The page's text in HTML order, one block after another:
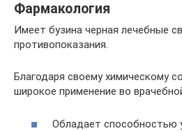
Фармакология
Имеет бузина черная лечебные
противопоказания.
Благодаря своему химическому
широкое применение во
Обладает способностью